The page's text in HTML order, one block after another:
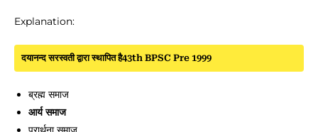
Explanation:
दयानन्द सरस्वती द्वारा स्थापित है43th BPSC Pre 1999
ब्रह्म समाज
आर्य समाज